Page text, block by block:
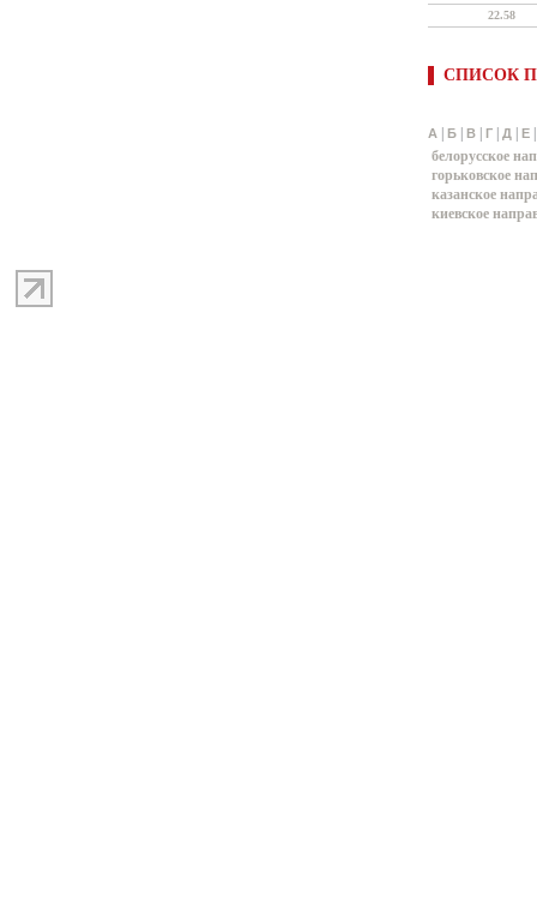
22.58
СПИСОК
А Б В Г Д Е
белорусское
горьковское
казанское
киевское